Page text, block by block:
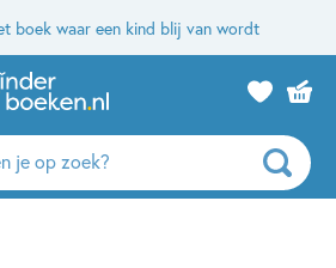
boek waar een kind blij van wordt